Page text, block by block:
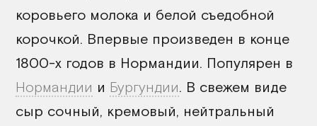
коровьего молока и белой съедобной
корочкой. Впервые произведен в конце
1800-х годов в Нормандии. Популярен в
Нормандии и Бургундии. В свежем виде
сыр сочный, кремовый, нейтральный